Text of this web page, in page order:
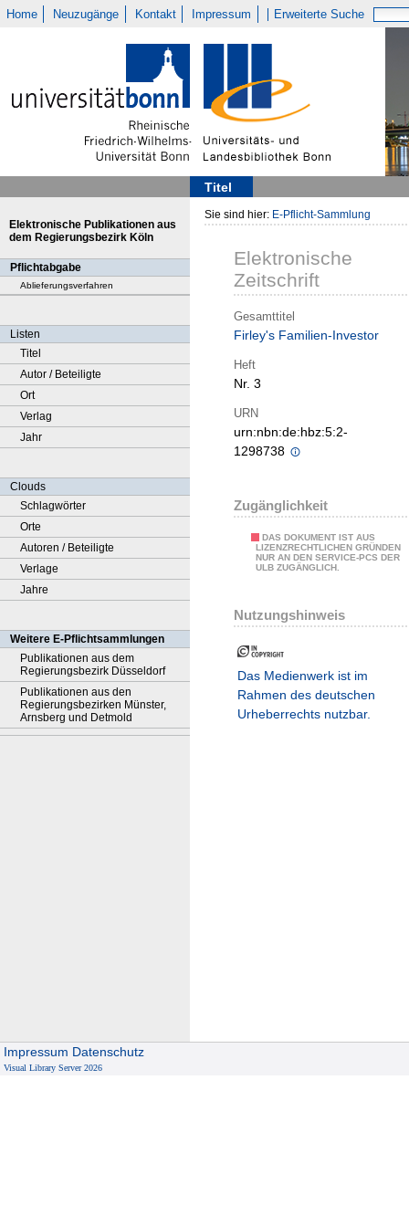
Home Neuzugänge Kontakt Impressum Erweiterte Suche
Titel
Elektronische Publikationen aus
dem Regierungsbezirk Köln
Pflichtabgabe
Ablieferungsverfahren
Listen
Titel
Autor / Beteiligte
Ort
Verlag
Jahr
Clouds
Schlagwörter
Orte
Autoren / Beteiligte
Verlage
Jahre
Weitere E-Pflichtsammlungen
Publikationen aus dem
Regierungsbezirk Düsseldorf
Publikationen aus den
Regierungsbezirken Münster,
Arnsberg und Detmold
Sie sind hier: E-Pflicht-Sammlung
Elektronische
Zeitschrift
Gesamttitel
Firley's Familien-Investor
Heft
Nr. 3
URN
urn:nbn:de:hbz:5:2-
1298738
Zugänglichkeit
DAS DOKUMENT IST AUS
LIZENZRECHTLICHEN GRÜNDEN
NUR AN DEN SERVICE-PCS DER
ULB ZUGÄNGLICH.
Nutzungshinweis
Das Medienwerk ist im
Rahmen des deutschen
Urheberrechts nutzbar.
Impressum Datenschutz
Visual Library Server 2026